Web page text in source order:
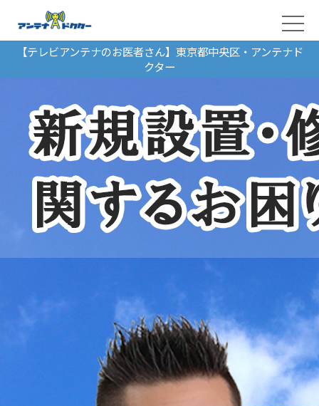
【テレビアンテナのお医者さん】東京都中央区・アンテナド
クター